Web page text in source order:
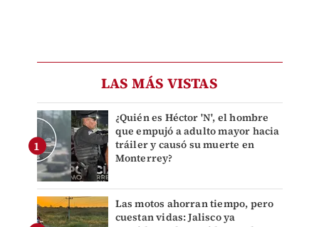
LAS MÁS VISTAS
¿Quién es Héctor 'N', el hombre
que empujó a adulto mayor hacia
tráiler y causó su muerte en
Monterrey?
Las motos ahorran tiempo, pero
cuestan vidas: Jalisco ya